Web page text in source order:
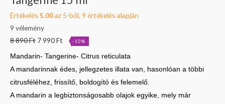
Értékelés 5.00az 5-ből, 9 értékelés alapján
9 vélemény
8 890Ft 7 990Ft -10%
Mandarin- Tangerine- Citrus reticulata
A mandarinnak édes, jellegzetes illata van, hasonlóan a többi
citrusféléhez, frissítő, boldogító és felemelő.
A mandarin a legbiztonságosabb olajok egyike, mely már